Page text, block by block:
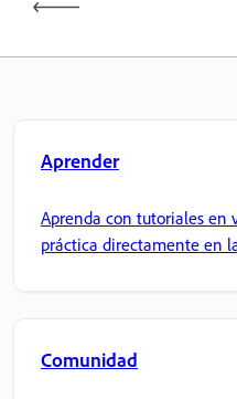
Aprender
Aprenda con tutoriales en
práctica directamente en
Comunidad